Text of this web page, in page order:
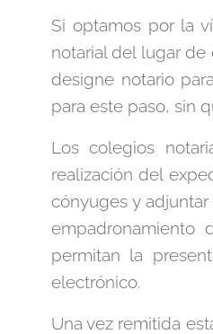
Si optamos por la
notarial del lugar
designe notario
para este paso, sin
Los colegios
realización del
cónyuges y
permitan la
electrónico.
Una vez remitida